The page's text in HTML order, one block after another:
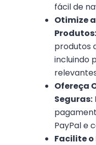
fácil de
Otimize
Produtos:
produtos
incluindo
Ofereça
Seguras:
PayPal e
Facilite o